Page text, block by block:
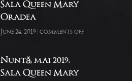
Sala Queen Mary
Oradea
June 24, 2019 comments off
Nuntă, mai 2019,
Sala Queen Mary